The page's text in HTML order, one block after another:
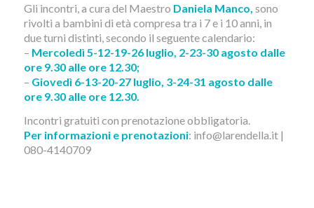
Gli incontri, a cura del Maestro Daniela Manco, sono
rivolti a bambini di età compresa tra i 7 e i 10 anni, in
due turni distinti, secondo il seguente calendario:
– Mercoledì 5-12-19-26 luglio, 2-23-30 agosto dalle
ore 9.30 alle ore 12.30;
– Giovedì 6-13-20-27 luglio, 3-24-31 agosto dalle
ore 9.30 alle ore 12.30.
Incontri gratuiti con prenotazione obbligatoria.
Per informazioni e prenotazioni: info@larendella.it |
080-4140709